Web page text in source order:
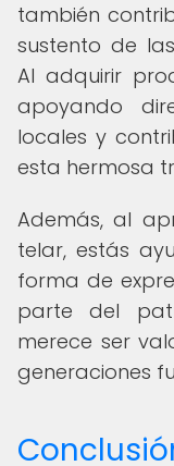
también
sustento de
Al adquirir
apoyando
locales y
esta hermosa
Además, al
telar, estás
forma de
parte del
merece ser
generaciones